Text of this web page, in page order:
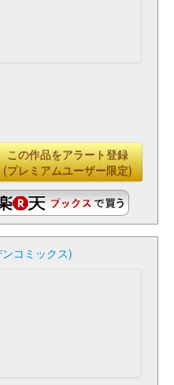
この作品をアラート登録
(プレミアムユーザー限定)
コミックス)